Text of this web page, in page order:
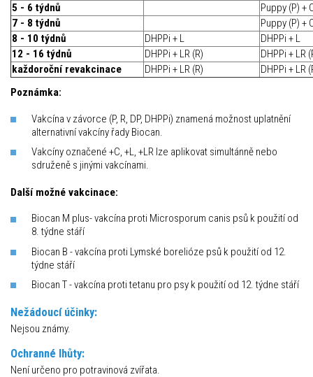
5 - 6 týdnů
Puppy (P) +
7 - 8 týdnů
Puppy (P) +
8 - 10 týdnů
DHPPi + L
DHPPi + L
12 - 16 týdnů
DHPPi + LR (R)
DHPPi + LR
každoroční revakcinace
DHPPi + LR (R)
DHPPi + LR
Poznámka:
Vakcína v závorce (P, R, DP, DHPPi) znamená možnost uplatnění
alternativní vakcíny řady Biocan.
Vakcíny označené +C, +L, +LR lze aplikovat simultánně nebo
sdruženě s jinými vakcínami.
Další možné vakcinace:
Biocan M plus- vakcína proti Microsporum canis psů k použití od
8. týdne stáří
Biocan B - vakcína proti Lymské borelióze psů k použití od 12.
týdne stáří
Biocan T - vakcína proti tetanu pro psy k použití od 12. týdne stáří
Nežádoucí účinky:
Nejsou známy.
Ochranné lhůty:
Není určeno pro potravinová zvířata.